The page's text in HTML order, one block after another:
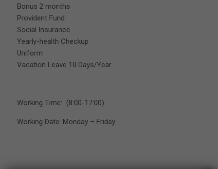
Bonus 2 months
Provident Fund
Social Insurance
Yearly-health Checkup
Uniform
Vacation Leave 10 Days/Year
Working Time: (8:00-17:00)
Working Date: Monday – Friday